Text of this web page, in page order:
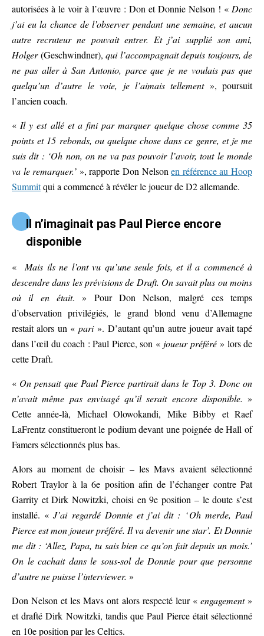
autorisées à le voir à l’œuvre : Don et Donnie Nelson ! « Donc
j’ai eu la chance de l’observer pendant une semaine, et aucun
autre recruteur ne pouvait entrer. Et j’ai supplié son ami,
Holger(Geschwindner), qui l’accompagnait depuis toujours, de
ne pas aller à San Antonio, parce que je ne voulais pas que
quelqu’un d’autre le voie, je l’aimais tellement», poursuit
l’ancien coach.
«Il y est allé et a fini par marquer quelque chose comme 35
points et 15 rebonds, ou quelque chose dans ce genre, et je me
suis dit : ‘Oh non, on ne va pas pouvoir l’avoir, tout le monde
va le remarquer.’ », rapporte Don Nelsonen référence au Hoop
Summitqui a commencé à révéler le joueur de D2 allemande.
Il n’imaginait pas Paul Pierce encore
disponible
«Mais ils ne l’ont vu qu’une seule fois, et il a commencé à
descendre dans les prévisions de Draft. On savait plus ou moins
où il en était. » Pour Don Nelson, malgré ces temps
d’observation privilégiés, le grand blond venu d’Allemagne
restait alors un « pari». D’autant qu’un autre joueur avait tapé
dans l’œil du coach : Paul Pierce, son « joueur préféré» lors de
cette Draft.
« On pensait que Paul Pierce partirait dans le Top 3. Donc on
n’avait même pas envisagé qu’il serait encore disponible. »
Cette année-là, Michael Olowokandi, Mike Bibby et Raef
LaFrentz constitueront le podium devant une poignée de Hall of
Famers sélectionnés plus bas.
Alors au moment de choisir – les Mavs avaient sélectionné
Robert Traylor à la 6e position afin de l’échanger contre Pat
Garrity et Dirk Nowitzki, choisi en 9e position – le doute s’est
installé. «J’ai regardé Donnie et j’ai dit : ‘ Oh merde, Paul
Pierce est mon joueur préféré. Il va devenir une star’. Et Donnie
me dit : ‘Allez, Papa, tu sais bien ce qu’on fait depuis un mois.’
On le cachait dans le sous-sol de Donnie pour que personne
d’autre ne puisse l’interviewer. »
Don Nelson et les Mavs ont alors respecté leur « engagement»
et drafté Dirk Nowitzki, tandis que Paul Pierce était sélectionné
en 10e position par les Celtics.